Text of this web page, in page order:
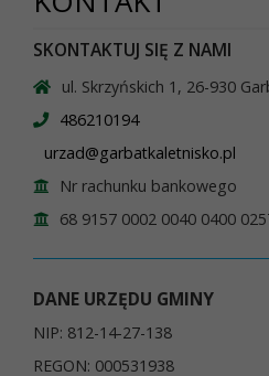
SKONTAKTUJ SIĘ Z NAMI
ul. Skrzyńskich 1, 26-930
486210194
urzad@garbatkaletnisko.pl
Nr rachunku bankowego
68 9157 0002 0040 0400
DANE URZĘDU GMINY
NIP: 812-14-27-138
REGON: 000531938